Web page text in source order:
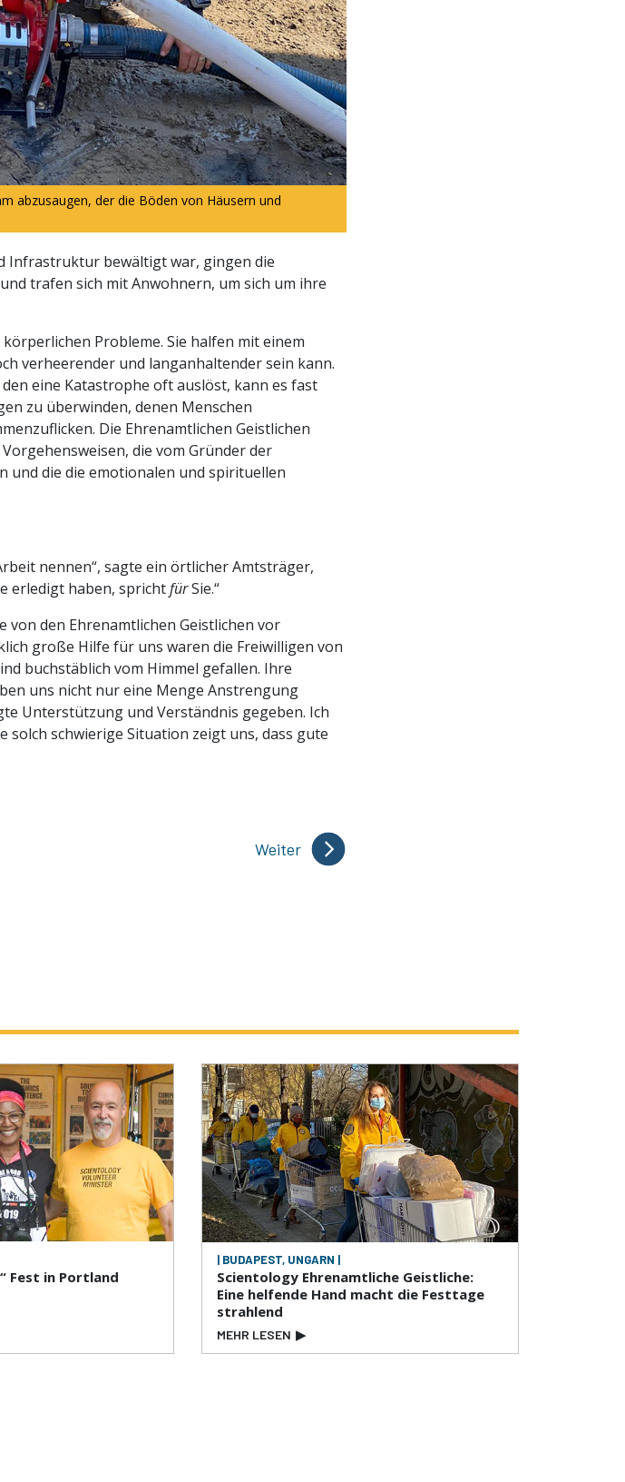
abzusaugen, der die Böden von Häusern und
Infrastruktur bewältigt war, gingen die
trafen sich mit Anwohnern, um sich um ihre
Probleme. Sie halfen mit einem
verheerender und langanhaltender sein kann.
eine Katastrophe oft auslöst, kann es fast
zu überwinden, denen Menschen
Die Ehrenamtlichen Geistlichen
die vom Gründer der
und die die emotionalen und spirituellen
nennen“, sagte ein örtlicher Amtsträger,
erledigt haben, sprichtfürSie.“
von den Ehrenamtlichen Geistlichen vor
große Hilfe für uns waren die Freiwilligen von
buchstäblich vom Himmel gefallen. Ihre
uns nicht nur eine Menge Anstrengung
Unterstützung und Verständnis gegeben. Ich
solch schwierige Situation zeigt uns, dass gute
Weiter
Fest in Portland
| BUDAPEST, UNGARN |
Scientology Ehrenamtliche Geistliche:
Eine helfende Hand macht die Festtage
strahlend
MEHR LESEN ▶